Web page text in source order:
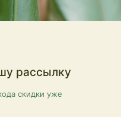
рассылку
скидки уже